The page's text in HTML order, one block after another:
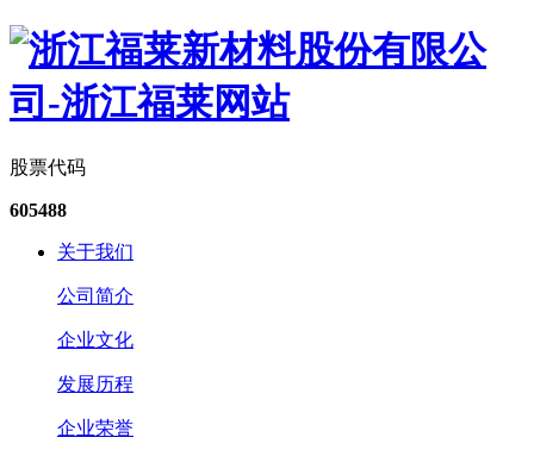
股票代码
605488
关于我们
公司简介
企业文化
发展历程
企业荣誉